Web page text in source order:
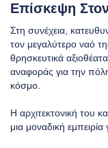
Επίσκεψη
Στη συνέχεια,
τον μεγαλύτερο ναό
θρησκευτικά
αναφοράς για την
κόσμο.
Η αρχιτεκτονική του
μια μοναδική εμπειρία